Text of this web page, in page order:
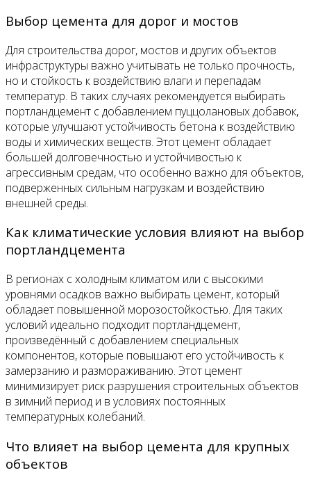
Выбор цемента для дорог и мостов
Для строительства дорог, мостов и других объектов
инфраструктуры важно учитывать не только прочность,
но и стойкость к воздействию влаги и перепадам
температур. В таких случаях рекомендуется выбирать
портландцемент с добавлением пуццолановых добавок,
которые улучшают устойчивость бетона к воздействию
воды и химических веществ. Этот цемент обладает
большей долговечностью и устойчивостью к
агрессивным средам, что особенно важно для объектов,
подверженных сильным нагрузкам и воздействию
внешней среды.
Как климатические условия влияют на выбор
портландцемента
В регионах с холодным климатом или с высокими
уровнями осадков важно выбирать цемент, который
обладает повышенной морозостойкостью. Для таких
условий идеально подходит портландцемент,
произведённый с добавлением специальных
компонентов, которые повышают его устойчивость к
замерзанию и размораживанию. Этот цемент
минимизирует риск разрушения строительных объектов
в зимний период и в условиях постоянных
температурных колебаний.
Что влияет на выбор цемента для крупных
объектов